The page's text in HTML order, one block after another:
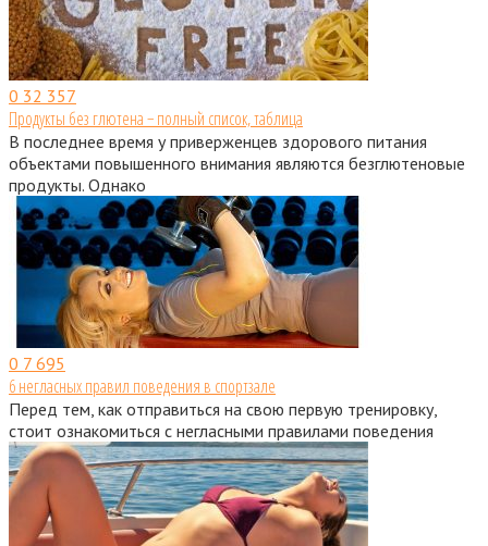
0 32 357
Продукты без глютена − полный список, таблица
В последнее время у приверженцев здорового питания
объектами повышенного внимания являются безглютеновые
продукты. Однако
0 7 695
6 негласных правил поведения в спортзале
Перед тем, как отправиться на свою первую тренировку,
стоит ознакомиться с негласными правилами поведения